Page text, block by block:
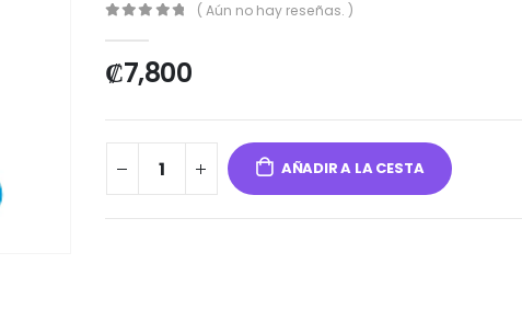
( Aún no hay reseñas. )
₡7,800
AÑADIR A LA CESTA